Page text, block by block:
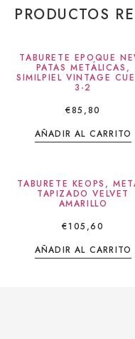
PRODUCTOS
TABURETE EPOQUE
PATAS METÁLICAS,
SIMILPIEL VINTAGE
3-2
€85,80
AÑADIR AL CARRITO
TABURETE KEOPS,
TAPIZADO VELVET
AMARILLO
€105,60
AÑADIR AL CARRITO